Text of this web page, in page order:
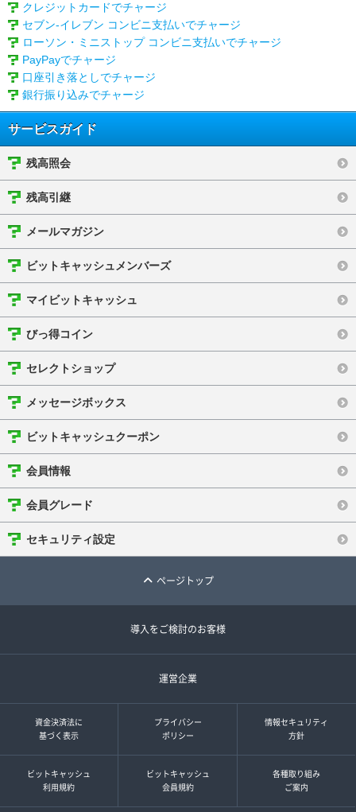
クレジットカードでチャージ
セブン‐イレブン コンビニ支払いでチャージ
ローソン・ミニストップ コンビニ支払いでチャージ
PayPayでチャージ
口座引き落としでチャージ
銀行振り込みでチャージ
サービスガイド
残高照会
残高引継
メールマガジン
ビットキャッシュメンバーズ
マイビットキャッシュ
びっ得コイン
セレクトショップ
メッセージボックス
ビットキャッシュクーポン
会員情報
会員グレード
セキュリティ設定
ページトップ
導入をご検討のお客様
運営企業
資金決済法に
基づく表示
プライバシー
ポリシー
情報セキュリティ
方針
ビットキャッシュ
利用規約
ビットキャッシュ
会員規約
各種取り組み
ご案内